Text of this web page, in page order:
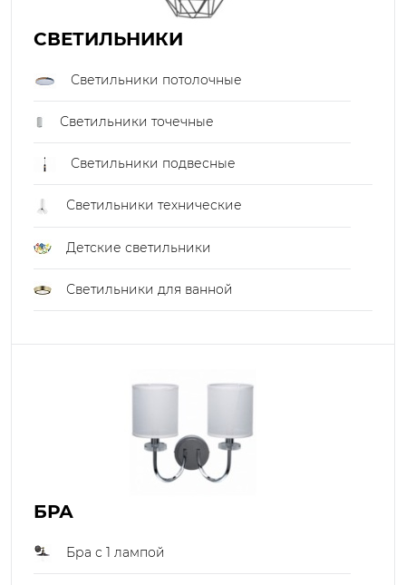
СВЕТИЛЬНИКИ
Светильники потолочные
Светильники точечные
Светильники подвесные
Светильники технические
Детские светильники
Светильники для ванной
БРА
Бра с 1 лампой